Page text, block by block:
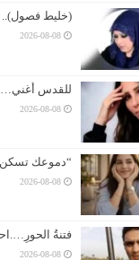
(خليط فصول)..
2026-08-08
للقدس
2026-08-08
“دموعك تسكن
2026-08-08
فتنةُ
2026-08-08